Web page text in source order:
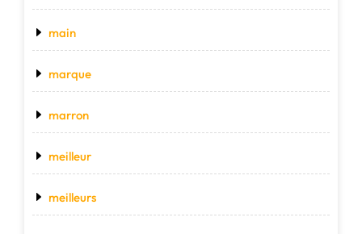
main
marque
marron
meilleur
meilleurs